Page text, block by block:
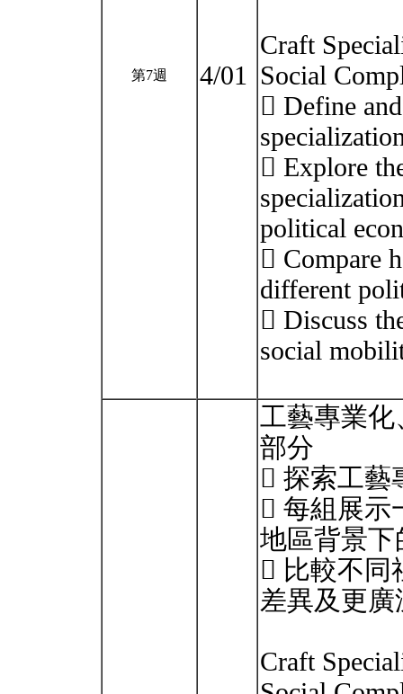
第7週 4/01
Craft
Social
 Define
 Explore
political
 Compare
different
 Discuss
social
工藝專業
部分
 探索工藝
 每組展示
地區背景
 比較不同
差異及更
Craft